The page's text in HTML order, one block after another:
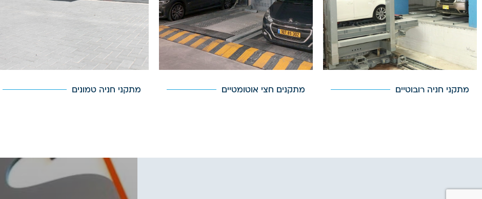
מתקני חניה רובוטיים מתקנים חצי אוטומטיים מתקני חניה טמונים